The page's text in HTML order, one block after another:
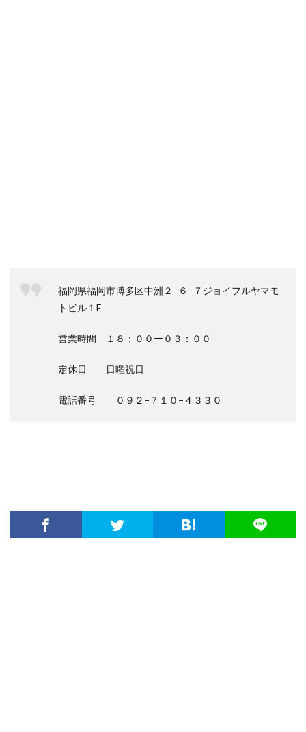
福岡県福岡市博多区中洲２−６−７ジョイフルヤマモ
トビル１F
営業時間 １８：００ー０３：００
定休日 日曜祝日
電話番号 ０９２−７１０−４３３０